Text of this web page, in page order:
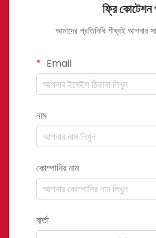
ফ্রি কোটেশন
আমাদের প্রতিনিধি শীঘ্রই আপনার
Email
নাম
কোম্পানির নাম
বার্তা